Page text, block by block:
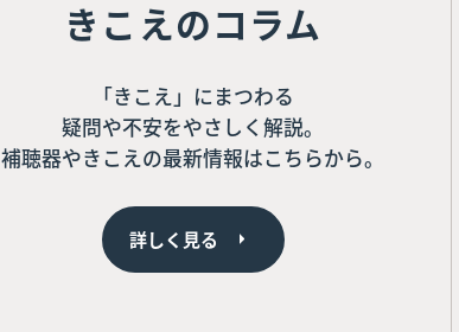
きこえのコラム
「きこえ」にまつわる
疑問や不安をやさしく解説。
補聴器やきこえの最新情報はこちらから。
詳しく見る